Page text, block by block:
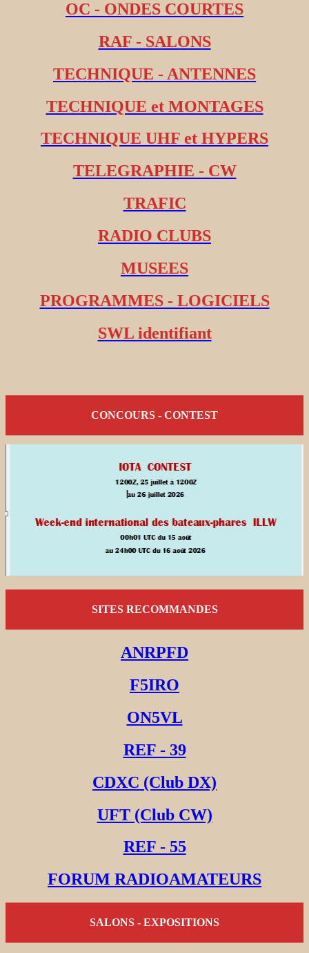
OC - ONDES COURTES
RAF - SALONS
TECHNIQUE - ANTENNES
TECHNIQUE et MONTAGES
TECHNIQUE UHF et HYPERS
TELEGRAPHIE - CW
TRAFIC
RADIO CLUBS
MUSEES
PROGRAMMES - LOGICIELS
SWL identifiant
CONCOURS - CONTEST
SITES RECOMMANDES
ANRPFD
F5IRO
ON5VL
REF - 39
CDXC (Club DX)
UFT (Club CW)
REF - 55
FORUM RADIOAMATEURS
SALONS - EXPOSITIONS